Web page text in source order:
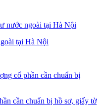
tại Hà Nội
cần chuẩn bị hồ sơ, giấy tờ